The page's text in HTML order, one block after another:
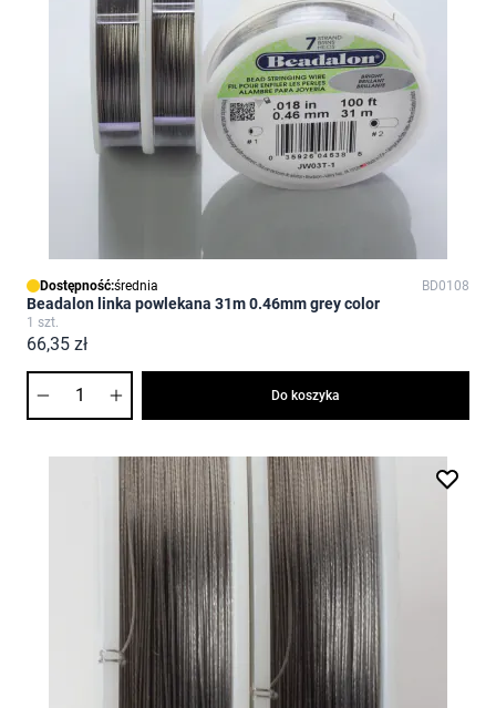
Dostępność:średnia BD0108
Beadalon linka powlekana 31m 0.46mm grey color
1 szt.
66,35 zł
Do koszyka